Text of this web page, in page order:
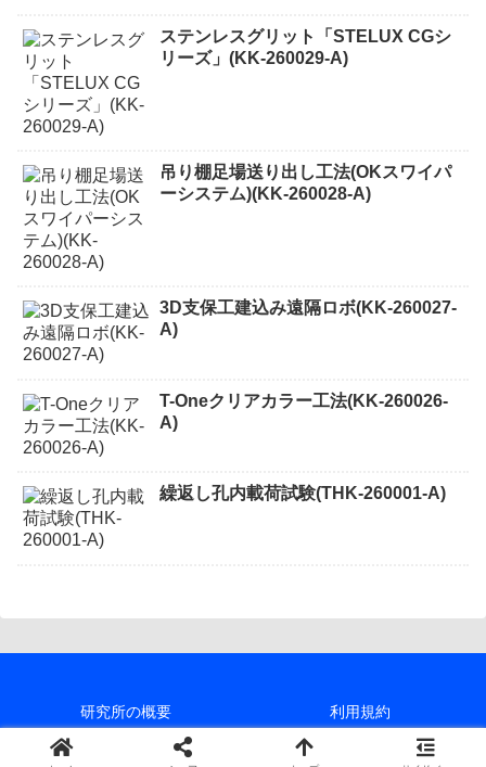
ステンレスグリット「STELUX CGシ
リーズ」(KK-260029-A)
吊り棚足場送り出し工法(OKスワイパ
ーシステム)(KK-260028-A)
3D支保工建込み遠隔ロボ(KK-260027-
A)
T-Oneクリアカラー工法(KK-260026-
A)
繰返し孔内載荷試験(THK-260001-A)
研究所の概要
利用規約
個人情報保護方針